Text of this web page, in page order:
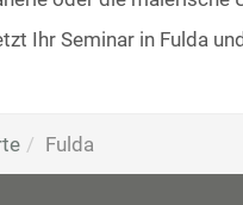
Ihr Seminar in Fulda
Fulda